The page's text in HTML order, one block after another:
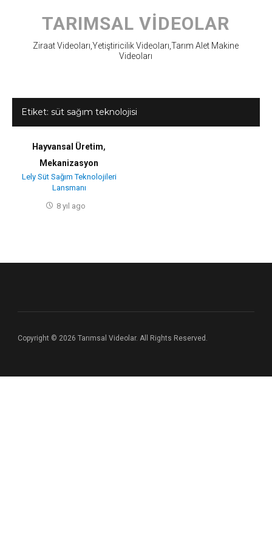
content
TARIMSAL VIDEOLAR
Ziraat Videoları,Yetiştiricilik Videoları,Tarım Alet Makine
Videoları
Etiket: süt sağım teknolojisi
Hayvansal Üretim,
Mekanizasyon
Lely Süt Sağım Teknolojileri
Lansmanı
8 yıl ago
Copyright © 2026 Tarımsal Videolar. All Rights Reserved.